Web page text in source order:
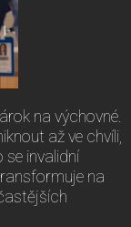
na výchovné.
až ve chvíli,
invalidní
na